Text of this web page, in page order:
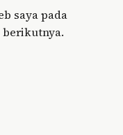
saya pada